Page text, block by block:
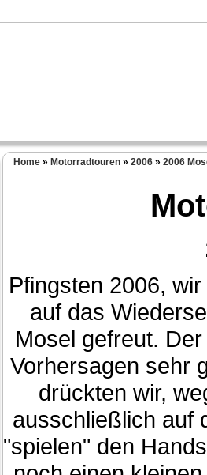
Home» Motorradtouren» 2006» 2006
Pfingsten 2006,
auf das
Mosel gefreut.
Vorhersagen sehr
drückten wir,
ausschließlich auf
"spielen" den